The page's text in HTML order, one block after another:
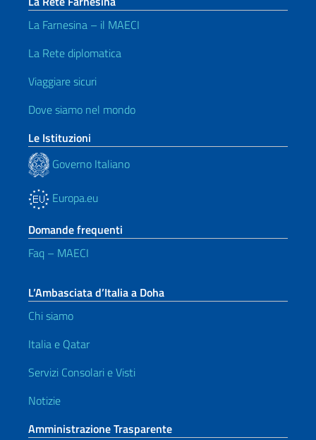
La Farnesina – il MAECI
La Rete diplomatica
Viaggiare sicuri
Dove siamo nel mondo
Le Istituzioni
Governo Italiano
Europa.eu
Domande frequenti
Faq – MAECI
L’Ambasciata d’Italia a Doha
Chi siamo
Italia e Qatar
Servizi Consolari e Visti
Notizie
Amministrazione Trasparente